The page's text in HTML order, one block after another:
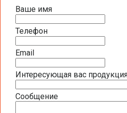
Ваше имя
Телефон
Email
Интересующая вас
Сообщение
ВОДООЧИСТКА ДЛЯ ДОМА
ОБЕЗЗАРАЖИВАНИЕ ВОДЫ
САНТЕХНИЧЕСКОЕ И ИНЖЕНЕРНОЕ
ТРУБЫ ВОДОСНАБЖЕНИЯ,
ДРЕНАЖНЫЕ КАНАЛЫ TECE